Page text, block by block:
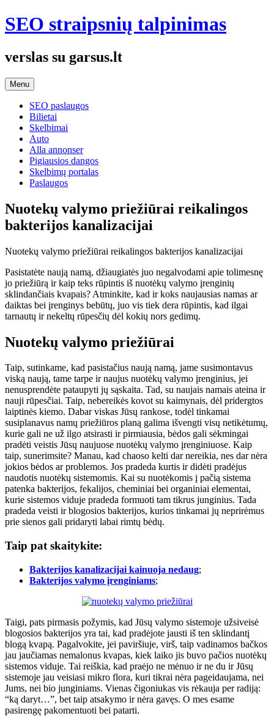
Skip
to
SEO straipsnių talpinimas
verslas su garsus.lt
Menu
SEO paslaugos
Bilietai
Skelbimai
Auto
Alla annonser
Pigiausios dangos
Skelbimų portalas
Paslaugos
Nuotekų valymo priežiūrai reikalingos
bakterijos kanalizacijai
Nuotekų valymo priežiūrai reikalingos bakterijos kanalizacijai
Pasistatėte naują namą, džiaugiatės juo negalvodami apie tolimesnę
jo priežiūrą ir kaip teks rūpintis iš nuotėkų valymo įrenginių
sklindančiais kvapais? Atminkite, kad ir koks naujausias namas ar
daiktas bei įrenginys bebūtų, juo vis tiek dera rūpintis, kad ilgai
tarnautų ir nekeltų rūpesčių dėl kokių nors gedimų.
Nuotekų valymo priežiūrai
Taip, sutinkame, kad pasistačius naują namą, jame susimontavus
viską naują, tame tarpe ir naujus nuotėkų valymo įrenginius, jei
nenusprendėte pataupyti jų sąskaita. Tad, su naujais namais ateina ir
nauji rūpesčiai. Taip, nebereikės kovot su kaimynais, dėl pridergtos
laiptinės kiemo. Dabar viskas Jūsų rankose, todėl tinkamai
susiplanavus namų priežiūros planą galima išvengti visų netikėtumų,
kurie gali ne už ilgo atsirasti ir pirmiausia, bėdos gali sėkmingai
pradėti veistis Jūsų naujuose nuotėkų valymo įrenginiuose. Kaip
taip, sunerimsite? Manau, kad chaoso kelti dar nereikia, nes dar nėra
jokios bėdos ar problemos. Jos pradeda kurtis ir didėti pradėjus
naudotis nuotėkų sistemomis. Kai su nuotėkomis į pačią sistema
patenka bakterijos, fekalijos, cheminiai bei organiniai elementai,
kurie sistemos viduje pradeda formuoti tam tikrus junginius. Tada
pradeda veisti ir blogosios bakterijos, kurios tinkamai jų neprirėmus
prie sienos gali pridaryti labai rimtų bėdų.
Taip pat skaitykite:
Bakterijos kanalizacijai kainuoja nedaug;
Bakterijos valymo įrenginiams;
Taigi, pats pirmasis požymis, kad Jūsų valymo sistemoje užsiveisė
blogosios bakterijos yra tai, kad pradėjote jausti iš ten sklindantį
blogą kvapą. Pagalvokite, jei paviršiuje, virš, taip vadinamos bačkos
jau jaučiamas nemalonus kvapas, kiek laiko jis buvo pačios nuotėkų
sistemos viduje. Tai reiškia, kad praėjo ne mėnuo ir ne du ir Jūsų
sistemoje jau veisiasi mikro flora, kuri tikrai nėra pageidaujama, nei
Jums, nei bio junginiams. Vienas čigoniukas vis rėkauja per radiją:
“ką daryt…”, bet taip atsakymo ir nėra gavęs. O mes esame
pasirengę pakomentuoti bei patarti.